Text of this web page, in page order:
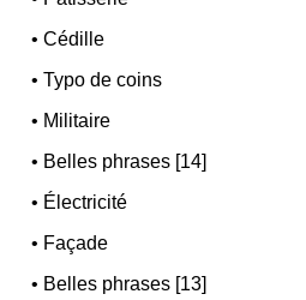
•Cédille
•Typo de coins
• Militaire
• Belles phrases [14]
• Électricité
• Façade
• Belles phrases [13]